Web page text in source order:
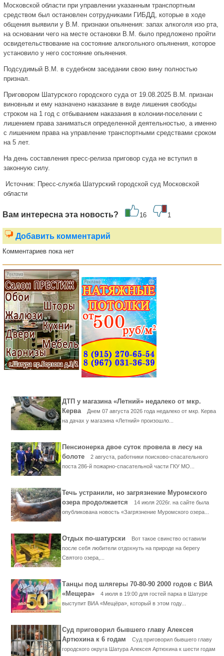
Московской области при управлении указанным транспортным
средством был остановлен сотрудниками ГИБДД, которые в ходе
общения выявили у В.М. признаки опьянения: запах алкоголя изо рта,
на основании чего на месте остановки В.М. было предложено пройти
освидетельствование на состояние алкогольного опьянения, которое
установило у него состояние опьянения.
Подсудимый В.М. в судебном заседании свою вину полностью
признал.
Приговором Шатурского городского суда от 19.08.2025 В.М. признан
виновным и ему назначено наказание в виде лишения свободы
строком на 1 год с отбыванием наказания в колонии-поселении с
лишением права заниматься определенной деятельностью, а именно
с лишением права на управление транспортными средствами сроком
на 5 лет.
На день составления пресс-релиза приговор суда не вступил в
законную силу.
Источник: Пресс-служба Шатурский городской суд Московской
области
Вам интересна эта новость? 16 1
Добавить комментарий
Комментариев пока нет
ДТП у магазина «Летний» недалеко от мкр.
Керва
Днем 07 августа 2026 года недалеко от мкр. Керва
на дачах у магазина «Летний» произошло...
Пенсионерка двое суток провела в лесу на
болоте
2 августа, работники поисково-спасательного
поста 286-й пожарно-спасательной части ГКУ МО...
Течь устранили, но загрязнение Муромского
озера продолжается
14 июля 2026г. на сайте была
опубликована новость «Загрязнение Муромского озера...
Отдых по-шатурски
Вот такое свинство оставили
после себя любители отдохнуть на природе на берегу
Святого озера,...
Танцы под шлягеры 70-80-90 2000 годов с ВИА
«Мещера»
4 июля в 19:00 для гостей парка в Шатуре
выступит ВИА «Мещёра», который в этом году...
Суд приговорил бывшего главу Алексея
Артюхина к 6 годам
Суд приговорил бывшего главу
городского округа Шатура Алексея Артюхина к шести годам